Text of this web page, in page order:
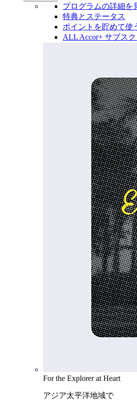
プログラムの詳細を
特典とステータス
ポイントを貯めて使
ALL Accor+ サブス
For the Explorer at Heart
アジア太平洋地域で